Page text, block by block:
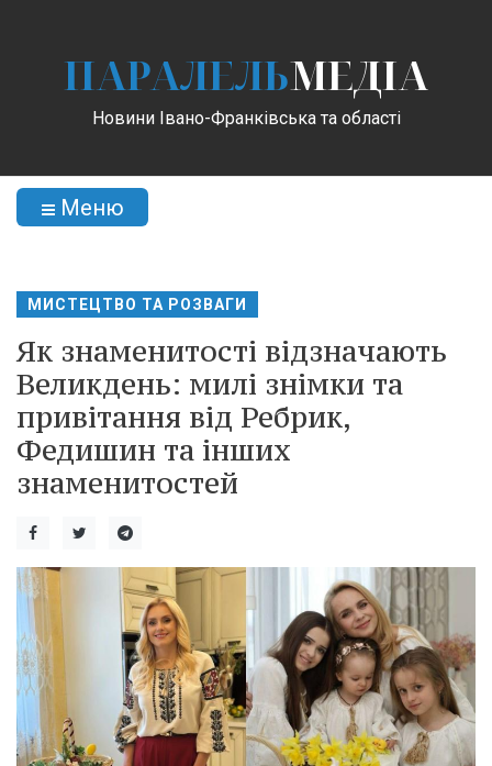
ПАРАЛЕЛЬМЕДІА
Новини Івано-Франківська та області
Меню
МИСТЕЦТВО ТА РОЗВАГИ
Як знаменитості відзначають
Великдень: милі знімки та
привітання від Ребрик,
Федишин та інших
знаменитостей